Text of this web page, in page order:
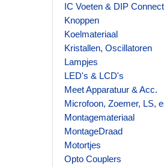
IC Voeten & DIP Connect
Knoppen
Koelmateriaal
Kristallen, Oscillatoren
Lampjes
LED's & LCD's
Meet Apparatuur & Acc.
Microfoon, Zoemer, LS,
Montagemateriaal
MontageDraad
Motortjes
Opto Couplers